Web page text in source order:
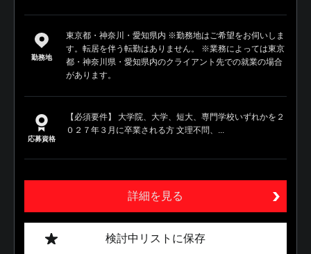
勤務地
東京都・神奈川・愛知県内 ※勤務地はご希望をお伺いしま
す。転居を伴う転勤はありません。 ※業務によっては東京
都・神奈川県・愛知県内のクライアント先での就業の場合
があります。
応募資格
【必須要件】 大学院、大学、短大、専門学校いずれかを２
０２７年３月に卒業される方 文理不問、...
詳細を見る
検討中リストに保存